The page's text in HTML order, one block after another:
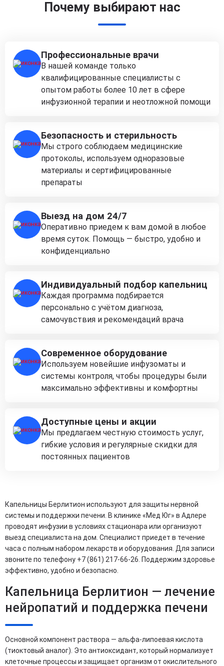
Почему выбирают нас
Профессиональные врачи
В нашей команде только
квалифицированные специалисты с
опытом работы более 10 лет в сфере
инфузионной терапии и неотложной помощи
Безопасность и стерильность
Мы строго соблюдаем медицинские
протоколы, используем одноразовые
материалы и сертифицированные
препараты
Выезд на дом 24/7
Оперативно приедем к вам домой в любое
время суток. Помощь — быстро, удобно и
конфиденциально
Индивидуальный подбор капельниц
Каждая программа подбирается
персонально с учётом диагноза,
самочувствия и рекомендаций врача
Современное оборудование
Используем новейшие инфузоматы и
системы контроля, чтобы процедуры были
максимально эффективны и комфортны
Доступные цены и акции
Мы предлагаем честную стоимость услуг,
гибкие условия и регулярные скидки для
постоянных пациентов
Капельницы Берлитион используют для защиты нервной
системы и поддержки печени. В клинике «Мед Юг» в Адлере
проводят инфузии в условиях стационара или организуют
выезд специалиста на дом. Специалист приедет в течение
часа с полным набором лекарств и оборудования. Для записи
звоните по телефону +7 (861) 217-66-26. Поддержим здоровье
эффективно, удобно и безопасно.
Капельница Берлитион — лечение
нейропатий и поддержка печени
Основной компонент раствора — альфа-липоевая кислота
(тиоктовый аналог). Это антиоксидант, который нормализует
клеточные процессы и защищает организм от окислительного